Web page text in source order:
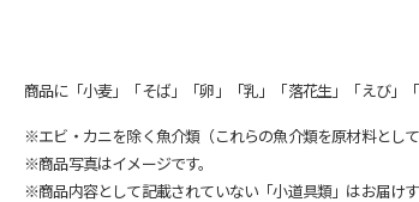
商品に「小麦」「そば」「卵」「乳」「落花生」「えび」
※エビ・カニを除く魚介類（これらの魚介類を原材料とし
※商品写真はイメージです。
※商品内容として記載されていない「小道具類」はお届け